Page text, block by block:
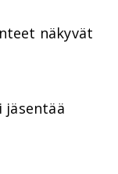
näkyvät
jäsentää